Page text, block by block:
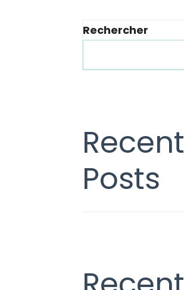
Rechercher
Recent
Posts